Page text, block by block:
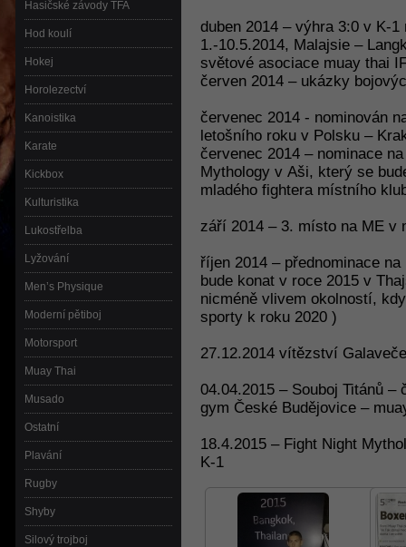
duben 2014 – výhra 3:0 v K-
1.-10.5.2014, Malajsie –
světové asociace muay thai
červen 2014 – ukázky
červenec 2014 - nominován
letošního roku v Polsku –
červenec 2014 – nominace
Mythology v Aši, který se
mladého fightera místního
září 2014 – 3. místo na ME v
říjen 2014 – přednominace
bude konat v roce 2015 v
nicméně vlivem okolností,
sporty k roku 2020 )
27.12.2014 vítězství
04.04.2015 – Souboj Titánů
gym České Budějovice –
18.4.2015 – Fight Night
K-1
Hasičské závody TFA
Hod koulí
Hokej
Horolezectví
Kanoistika
Karate
Kickbox
Kulturistika
Lukostřelba
Lyžování
Men’s Physique
Moderní pětiboj
Motorsport
Muay Thai
Musado
Ostatní
Plavání
Rugby
Shyby
Silový trojboj